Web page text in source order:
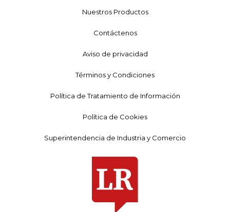
Nuestros Productos
Contáctenos
Aviso de privacidad
Términos y Condiciones
Política de Tratamiento de Información
Política de Cookies
Superintendencia de Industria y Comercio